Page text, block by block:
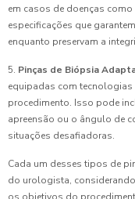
em casos de doenças
especificações que
enquanto preservam a
5. Pinças de Biópsia
equipadas com tecnologias
procedimento. Isso pode
apreensão ou o ângulo de
situações desafiadoras.
Cada um desses tipos de
do urologista,